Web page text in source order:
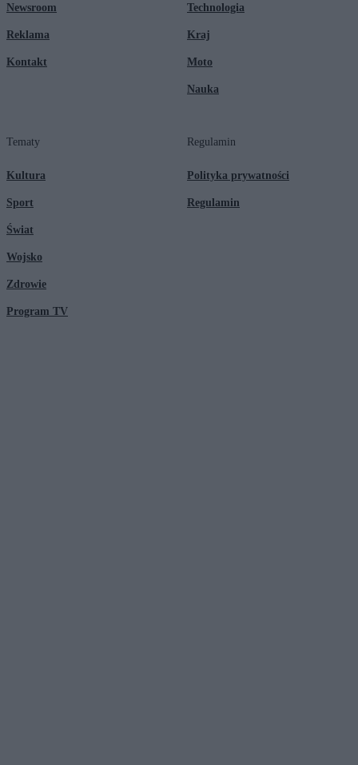
Newsroom
Reklama
Kontakt
Technologia
Kraj
Moto
Nauka
Tematy
Kultura
Sport
Świat
Wojsko
Zdrowie
Program TV
Regulamin
Polityka prywatności
Regulamin